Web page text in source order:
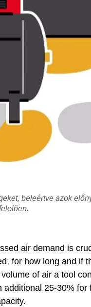
beleértve azok
air demand is
for how long and if
of air a tool
25-30% for